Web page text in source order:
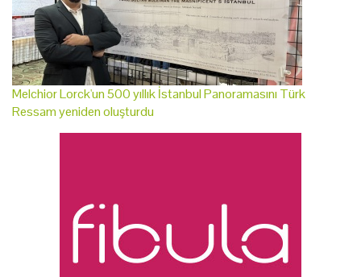
Melchior Lorck'un 500 yıllık İstanbul Panoramasını Türk
Ressam yeniden oluşturdu